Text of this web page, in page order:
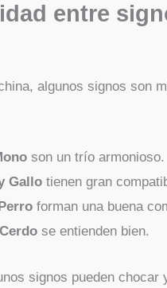
entre
algunos signos son
son un trío armonioso.
Gallo tienen gran
forman una buena
se entienden bien.
signos pueden chocar